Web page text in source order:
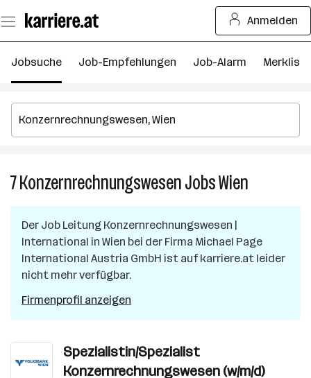
Seiteninhalt
springen
Anmelden
Jobsuche Job-Empfehlungen Job-Alarm Merkliste
7KonzernrechnungswesenJobsWien
Wien
Der Job Leitung Konzernrechnungswesen |
International in Wien bei der Firma Michael Page
International Austria GmbH ist auf karriere.at leider
nicht mehr verfügbar.
Firmenprofil anzeigen
Spezialistin/Spezialist
Konzernrechnungswesen (w/m/d)